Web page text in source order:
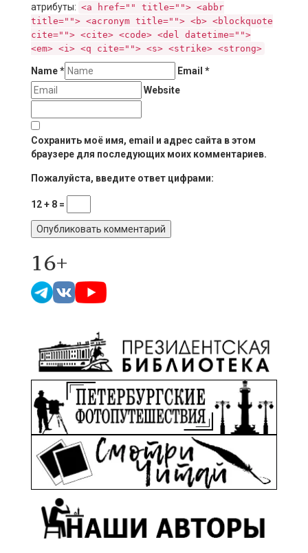
атрибуты: <a href="" title=""> <abbr
title=""> <acronym title=""> <b> <blockquote
cite=""> <cite> <code> <del datetime="">
<em> <i> <q cite=""> <s> <strike> <strong>
Name* Email *
Website
Сохранить моё имя, email и адрес сайта в этом
браузере для последующих моих комментариев.
Пожалуйста, введите ответ цифрами:
12 + 8 =
16+